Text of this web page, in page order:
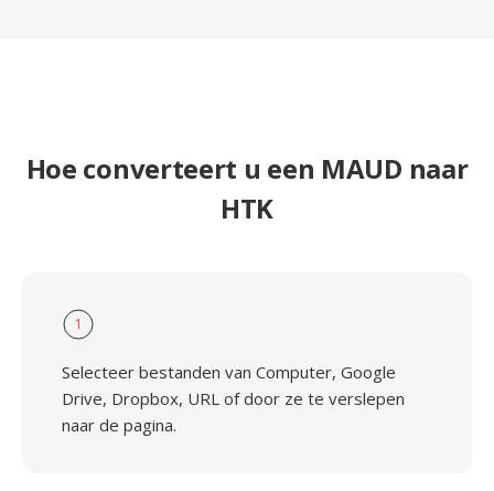
Hoe converteert u een MAUD naar
HTK
1
Selecteer bestanden van Computer, Google
Drive, Dropbox, URL of door ze te verslepen
naar de pagina.